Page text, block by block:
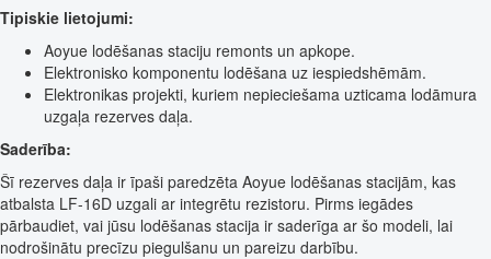
Tipiskie lietojumi:
Aoyue lodēšanas staciju remonts un apkope.
Elektronisko komponentu lodēšana uz iespiedshēmām.
Elektronikas projekti, kuriem nepieciešama uzticama lodāmura
uzgaļa rezerves daļa.
Saderība:
Šī rezerves daļa ir īpaši paredzēta Aoyue lodēšanas stacijām, kas
atbalsta LF-16D uzgali ar integrētu rezistoru. Pirms iegādes
pārbaudiet, vai jūsu lodēšanas stacija ir saderīga ar šo modeli, lai
nodrošinātu precīzu piegulšanu un pareizu darbību.